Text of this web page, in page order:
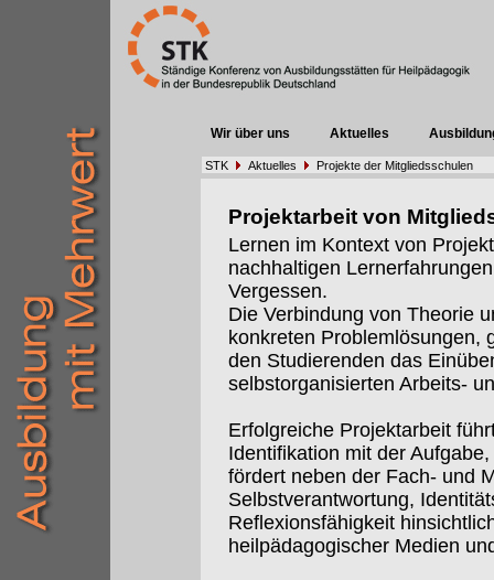
Wir über uns Aktuelles
STK Aktuelles Projekte der Mitgliedsschulen
Projektarbeit von
Lernen im Kontext von
nachhaltigen
Vergessen.
Die Verbindung von Theorie
konkreten Problemlösungen,
den Studierenden das
selbstorganisierten Arbeits-
Erfolgreiche Projektarbeit
Identifikation mit der
fördert neben der Fach- und
Selbstverantwortung,
Reflexionsfähigkeit
heilpädagogischer Medien